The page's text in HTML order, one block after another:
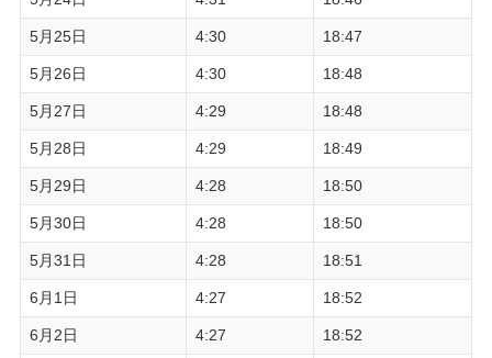
5月25日 4:30 18:47
5月26日 4:30 18:48
5月27日 4:29 18:48
5月28日 4:29 18:49
5月29日 4:28 18:50
5月30日 4:28 18:50
5月31日 4:28 18:51
6月1日 4:27 18:52
6月2日 4:27 18:52